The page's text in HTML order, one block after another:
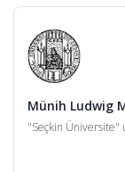
Münih Ludwig
"Seçkin Üniversite"